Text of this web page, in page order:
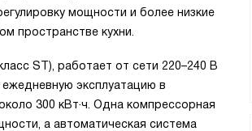
мощности и более низкие
пространстве кухни.
ST), работает от сети 220–240 В
эксплуатацию в
300 кВт·ч. Одна компрессорная
а автоматическая система